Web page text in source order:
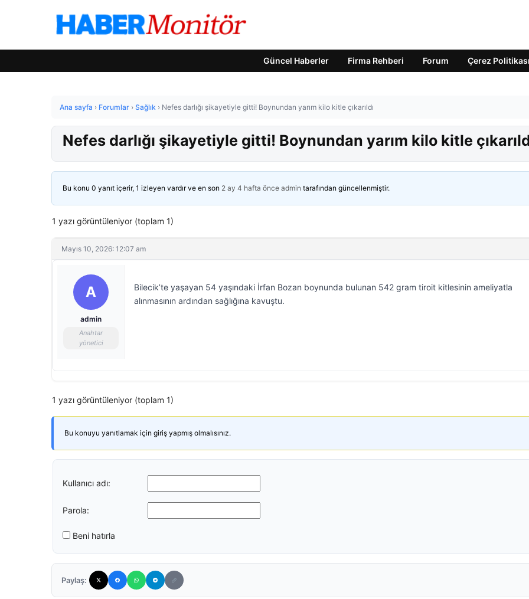
Güncel Haberler Firma Rehberi Forum Çerez Politikası
Ana sayfa › Forumlar › Sağlık › Nefes darlığı şikayetiyle gitti! Boynundan yarım kilo kitle çıkarıldı
Nefes darlığı şikayetiyle gitti! Boynundan yarım kilo kitle
Bu konu 0 yanıt içerir, 1 izleyen vardır ve en son 2 ay 4 hafta önce admin tarafından güncellenmiştir.
1 yazı görüntüleniyor (toplam 1)
Mayıs 10, 2026: 12:07 am
A
admin
Anahtar
yönetici
Bilecik’te yaşayan 54 yaşındaki İrfan Bozan boynunda bulunan 542 gram tiroit kitlesinin ameliyatla
alınmasının ardından sağlığına kavuştu.
1 yazı görüntüleniyor (toplam 1)
Bu konuyu yanıtlamak için giriş yapmış olmalısınız.
Kullanıcı adı:
Parola:
Beni hatırla
Paylaş: